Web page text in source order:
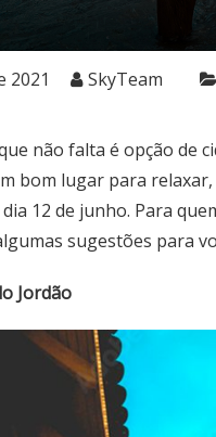
2021 SkyTeam
não falta é opção de
bom lugar para
12 de junho. Para
sugestões para
Jordão